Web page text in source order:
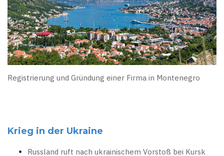
Registrierung und Gründung einer Firma in Montenegro
Krieg in der Ukraine
Russland ruft nach ukrainischem Vorstoß bei Kursk